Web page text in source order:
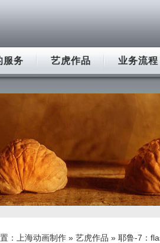
服务 艺虎作品 业务流程
： 上海动画制作 » 艺虎作品 » 耶鲁-7：